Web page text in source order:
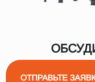
ОТПРАВЬТЕ